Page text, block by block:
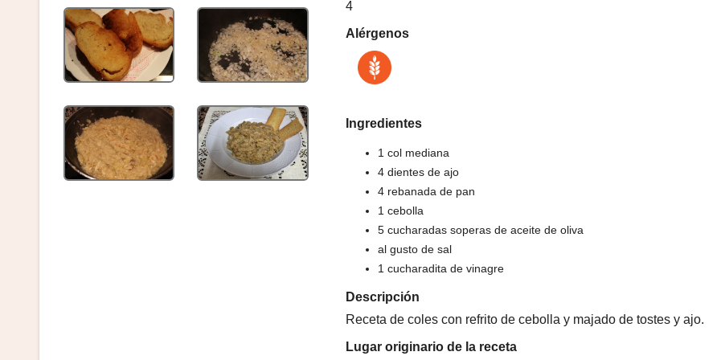
4
Alérgenos
Ingredientes
1 col mediana
4 dientes de ajo
4 rebanada de pan
1 cebolla
5 cucharadas soperas de aceite de oliva
al gusto de sal
1 cucharadita de vinagre
Descripción
Receta de coles con refrito de cebolla y majado de tostes y ajo.
Lugar originario de la receta